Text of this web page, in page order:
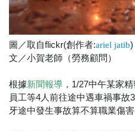
圖／取自flickr(創作者:ariel jatib)
文／小賀老師（勞務顧問）
根據新聞報導 ，1/27中午某家
員工等4人前往途中遇車禍事
牙途中發生事故算不算職業傷